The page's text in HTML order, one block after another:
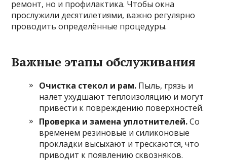
ремонт, но и профилактика. Чтобы окна
прослужили десятилетиями, важно регулярно
проводить определённые процедуры.
Важные этапы обслуживания
Очистка стекол и рам. Пыль, грязь и
налет ухудшают теплоизоляцию и могут
привести к повреждению поверхностей.
Проверка и замена уплотнителей.Со
временем резиновые и силиконовые
прокладки высыхают и трескаются, что
приводит к появлению сквозняков.